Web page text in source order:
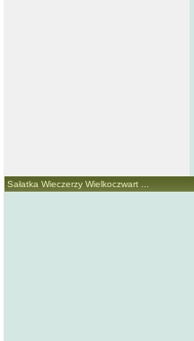
Sałatka Wieczerzy Wielkoczwart ...